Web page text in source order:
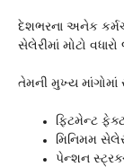
દેશભરના અનેક
સેલેરીમાં મોટો
તેમની મુખ્ય માંગોમાં
ફિટમેન્ટ
મિનિમમ
પેન્શન